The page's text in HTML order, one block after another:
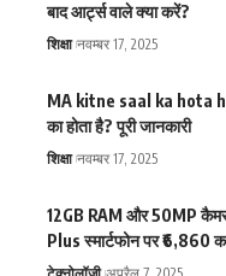
बाद आर्ट्स वाले क्या करें?
शिक्षा नवम्बर 17, 2025
MA kitne saal ka hota
का होता है? पूरी जानकारी
शिक्षा नवम्बर 17, 2025
12GB RAM और 50MP
Plus स्मार्टफोन पर ₹6,860